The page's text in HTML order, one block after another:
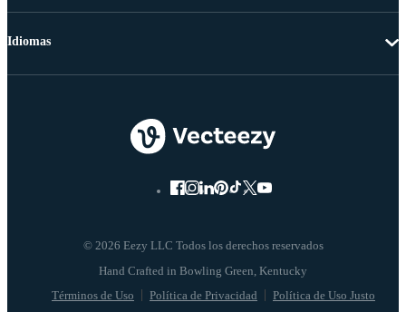
© 2026 Eezy LLC Todos los derechos reservados
Términos de Uso Política de Privacidad Política de Uso Justo
Idiomas